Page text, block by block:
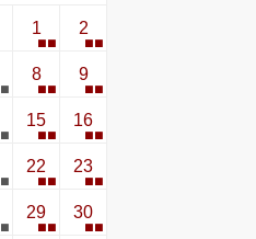
1 2
8 9
15 16
22 23
29 30